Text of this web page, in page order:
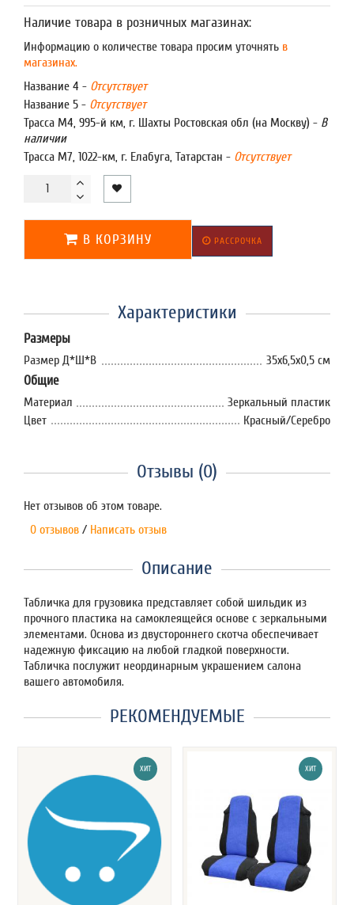
Наличие товара в розничных магазинах:
Информацию о количестве товара просим уточнять в
магазинах.
Название 4 - Отсутствует
Название 5 - Отсутствует
Трасса М4, 995-й км, г. Шахты Ростовская обл (на Москву) - В
наличии
Трасса М7, 1022-км, г. Елабуга, Татарстан - Отсутствует
В КОРЗИНУ РАССРОЧКА
Характеристики
Размеры
Размер Д*Ш*В 35х6,5х0,5 см
Общие
Материал
Зеркальный пластик
Цвет
Красный/Серебро
Отзывы (0)
Нет отзывов об этом товаре.
0 отзывов / Написать отзыв
Описание
Табличка для грузовика представляет собой шильдик из
прочного пластика на самоклеящейся основе с зеркальными
элементами. Основа из двустороннего скотча обеспечивает
надежную фиксацию на любой гладкой поверхности.
Табличка послужит неординарным украшением салона
вашего автомобиля.
РЕКОМЕНДУЕМЫЕ
ХИТ ХИТ